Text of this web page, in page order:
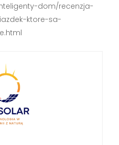
dom/recenzja-
ktore-sa-